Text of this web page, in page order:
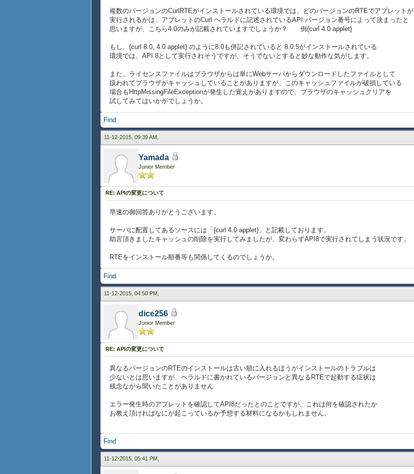
複数のバージョンのCurlRTEがインストールされている環境では、どのバージョンのRTEでアプレットが
実行されるかは、アプレットのCurl ヘラルドに記述されているAPI バージョン番号によって決まったと
思いますが、こちら4.0のみが記載されていますでしょうか？ 例{curl 4.0 applet}
もし、{curl 8.0, 4.0 applet} のように8.0も併記されていると 8.0.5がインストールされている
環境では、API 8として実行されそうですが、そうでないとすると妙な動作な気がします。
また、ライセンスファイルはブラウザからは単にWebサーバからダウンロードしたファイルとして
扱われてブラウザがキャッシュしていることがありますが、このキャッシュファイルが破損している
場合もHttpMissingFileExceptionが発生した覚えがありますので、ブラウザのキャッシュクリアを
試してみてはいかがでしょうか。
Find
11-12-2015, 09:39 AM,
Yamada
Junior Member
RE: APIの変更について
早速の御回答ありがとうございます。
サーバに配置してあるソースには「{curl 4.0 applet}」と記載しております。
助言頂きましたキャッシュの削除を実行してみましたが、変わらずAPI8で実行されてしまう状況です。
RTEをインストール順番等も関係してくるのでしょうか。
Find
11-12-2015, 04:50 PM,
dice256
Junior Member
RE: APIの変更について
異なるバージョンのRTEのインストールは古い順に入れるほうがインストールのトラブルは
少ないとは思いますが、ヘラルドに書かれているバージョンと異なるRTEで起動する症状は
残念ながら聞いたことがありません
エラー発生時のアプレットを確認してAPI8だったとのことですが、これは何を確認されたか
お教え頂ければなにが起こっているか予想する材料になるかもしれません。
Find
11-12-2015, 05:41 PM,